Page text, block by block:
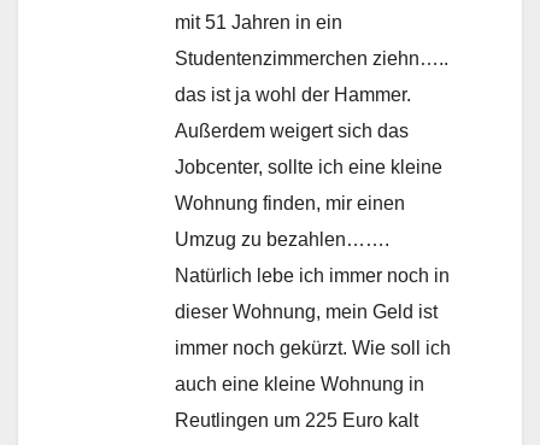
mit 51 Jahren in ein
Studentenzimmerchen ziehn…..
das ist ja wohl der Hammer.
Außerdem weigert sich das
Jobcenter, sollte ich eine kleine
Wohnung finden, mir einen
Umzug zu bezahlen…….
Natürlich lebe ich immer noch in
dieser Wohnung, mein Geld ist
immer noch gekürzt. Wie soll ich
auch eine kleine Wohnung in
Reutlingen um 225 Euro kalt